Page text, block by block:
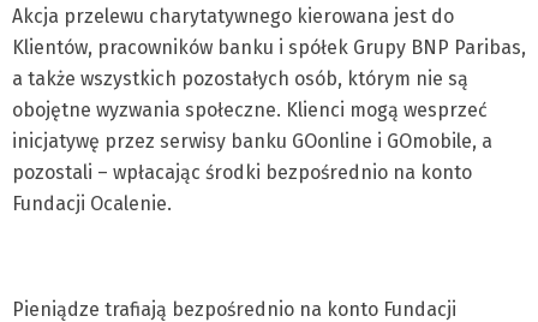
Akcja przelewu charytatywnego kierowana jest do
Klientów, pracowników banku i spółek Grupy BNP Paribas,
a także wszystkich pozostałych osób, którym nie są
obojętne wyzwania społeczne. Klienci mogą wesprzeć
inicjatywę przez serwisy banku GOonline i GOmobile, a
pozostali – wpłacając środki bezpośrednio na konto
Fundacji Ocalenie.
Pieniądze trafiają bezpośrednio na konto Fundacji